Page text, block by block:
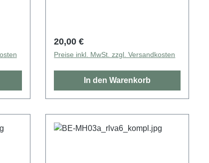
Regulärer Preis:
20,00 €
Preise inkl. MwSt. zzgl. Versandkosten
In den Warenkorb